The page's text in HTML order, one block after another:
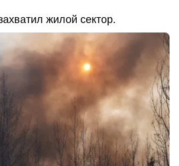
жилой сектор.